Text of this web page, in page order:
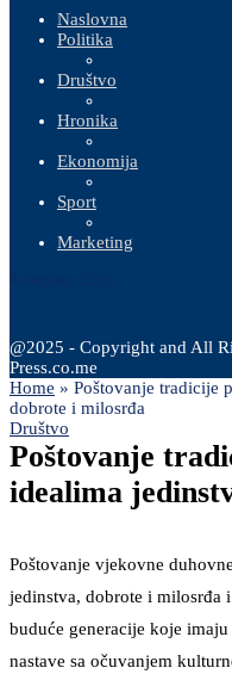
Naslovna
Politika
Društvo
Hronika
Ekonomija
Sport
Marketing
@2025 - Copyright and All
Press.co.me
Home » Poštovanje tradicije
dobrote i milosrđa
Društvo
Poštovanje
idealima
Poštovanje vjekovne
jedinstva, dobrote i milosrđa
buduće generacije koje
nastave sa očuvanjem